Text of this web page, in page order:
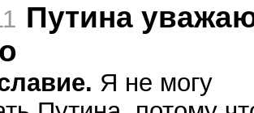
Путина
Я не могу